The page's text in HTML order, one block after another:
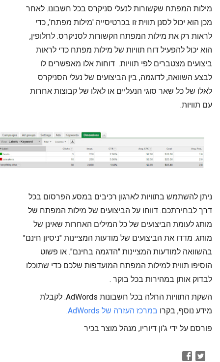
מילות המפתח שקשורות לנעלי סניקרס בכל חשבונו. לאחר
מכן הוא יכול לסנן תווית זו בכרטיסייה 'מילות מפתח', כדי
לראות רק את מילות המפתח הקשורות לסניקרס. לחלופין,
הוא יכול להפעיל דוח תוויות של מילות מפתח כדי לראות
ביצועים מצטברים לפי תוויות. דוחות אלו מאפשרים לו
לבצע השוואה, לדוגמה, בין הביצועים של נעלי הסניקרס
לאלו של כל שאר סוגי הנעליים או לאלו של קבוצות אחרות
עם תוויות.
ניתן להשתמש בתוויות לארגון רכיבים במסע הפרסום בכל
דרך לבחירתכם. דווחו על הביצועים של מילות המפתח של
מותג לעומת הביצועים של כל המילים האחרות שאינן של
מותג. מדדו את הביצועים של מודעות המציינות "ניסיון חינם"
בהשוואה למודעות המציינות "הדגמה בחינם". או פשוט
הוסיפו תווית למילות המפתח המועדפות שלכם כדי שתוכלו
לבדוק אותן במהירות בכל בוקר .
השקת התוויות החלה בכל חשבונות AdWords. לקבלת
מידע נוסף, בקרו במרכז העזרה של AdWords
.
פורסם על ידי ג'ון דיוריו, מנהל מוצר בכיר